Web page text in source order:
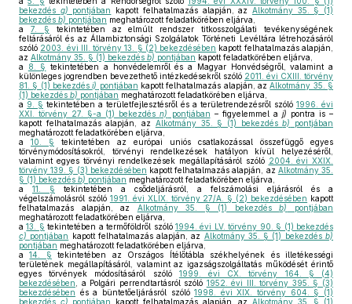
bekezdés g) pontjában kapott felhatalmazás alapján, az Alkotmány 35. § (1)
bekezdés b) pontjában meghatározott feladatkörében eljárva,
a 7. § tekintetében az elmúlt rendszer titkosszolgálati tevékenységének
feltárásáról és az Állambiztonsági Szolgálatok Történeti Levéltára létrehozásáról
szóló 2003. évi III. törvény 13. § (2) bekezdésében kapott felhatalmazás alapján,
az Alkotmány 35. § (1) bekezdés b) pontjában kapott feladatkörében eljárva,
a
8. § tekintetében a honvédelemről és a Magyar Honvédségről, valamint a
különleges jogrendben bevezethető intézkedésekről szóló 2011. évi CXIII. törvény
81. § (1) bekezdési) pontjában kapott felhatalmazás alapján, azAlkotmány 35. §
(1) bekezdés b) pontjában meghatározott feladatkörében eljárva,
a 9. § tekintetében a területfejlesztésről és a területrendezésről szóló 1996. évi
XXI. törvény 27. §-a (1) bekezdésn) pontjában – figyelemmel a j) pontra is –
kapott felhatalmazás alapján, az Alkotmány 35. § (1) bekezdésb)
pontjában
meghatározott feladatkörében eljárva,
a 10. § tekintetében az európai uniós csatlakozással összefüggő egyes
törvénymódosításokról, törvényi rendelkezések hatályon kívül helyezéséről,
valamint egyes törvényi rendelkezések megállapításáról szóló 2004. évi XXIX.
törvény 139. § (3) bekezdésében kapott felhatalmazás alapján, az Alkotmány 35.
§ (1) bekezdés b) pontjában meghatározott feladatkörében eljárva,
a 11. § tekintetében a csődeljárásról, a felszámolási eljárásról és a
végelszámolásról szóló 1991. évi XLIX. törvény 27/A. § (2) bekezdésében kapott
felhatalmazás alapján, az Alkotmány 35. § (1) bekezdésb)
pontjában
meghatározott feladatkörében eljárva,
a13. § tekintetében a termőföldről szóló1994. évi LV. törvény 90. § (1) bekezdés
c) pontjában kapott felhatalmazás alapján, az Alkotmány 35. § (1) bekezdésb)
pontjában meghatározott feladatkörében eljárva,
a14. § tekintetében az Országos Ítélőtábla székhelyének és illetékességi
területének megállapításáról, valamint az igazságszolgáltatás működését érintő
egyes törvények módosításáról szóló 1999. évi CX. törvény 164. § (4)
bekezdésében , a Polgári perrendtartásról szóló 1952. évi III. törvény 395. § (3)
bekezdésében és a büntetőeljárásról szóló1998. évi XIX. törvény 604. § (1)
bekezdés c) pontjában kapott felhatalmazás alapján, az Alkotmány 35. § (1)